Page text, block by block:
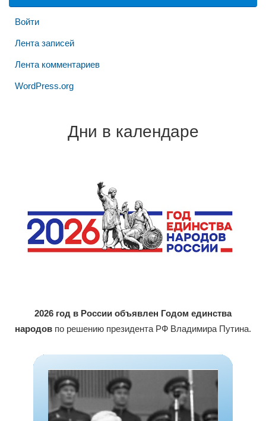
Войти
Лента записей
Лента комментариев
WordPress.org
Дни в календаре
2026 год в России объявлен Годом единства
народов по решению президента РФ Владимира Путина.